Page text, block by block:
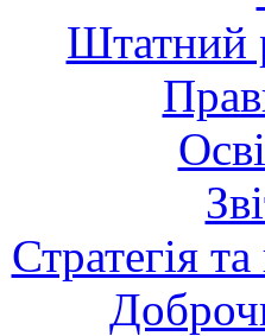
Штатний
Стратегія